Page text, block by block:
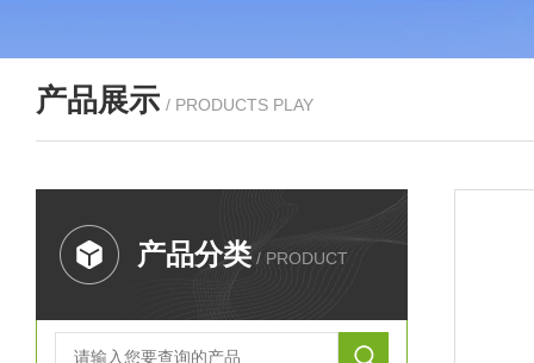
产品展示 / PRODUCTS PLAY
产品分类 / PRODUCT